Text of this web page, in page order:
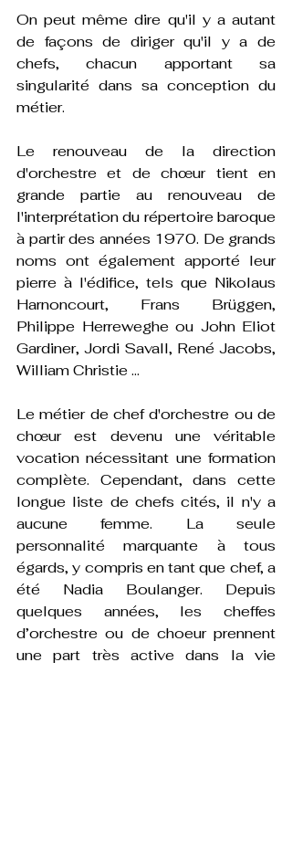
On peut même dire qu'il y a autant
de façons de diriger qu'il y a de
chefs, chacun apportant sa
singularité dans sa conception du
métier.
Le renouveau de la direction
d'orchestre et de chœur tient en
grande partie au renouveau de
l'interprétation du répertoire baroque
à partir des années 1970. De grands
noms ont également apporté leur
pierre à l'édifice, tels que Nikolaus
Harnoncourt, Frans Brüggen,
Philippe Herreweghe ou John Eliot
Gardiner, Jordi Savall, René Jacobs,
William Christie …
Le métier de chef d'orchestre ou de
chœur est devenu une véritable
vocation nécessitant une formation
complète. Cependant, dans cette
longue liste de chefs cités, il n'y a
aucune femme. La seule
personnalité marquante à tous
égards, y compris en tant que chef, a
été Nadia Boulanger. Depuis
quelques années, les cheffes
d’orchestre ou de choeur prennent
une part très active dans la vie